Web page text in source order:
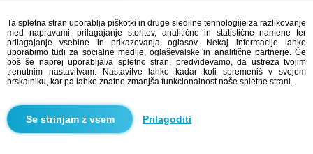
Me zanima
Iskanje
Ta spletna stran uporablja piškotki in druge sledilne tehnologije za razlikovanje
med napravami, prilagajanje storitev, analitične in statistične namene ter
prilagajanje vsebine in prikazovanja oglasov. Nekaj informacije lahko
uporabimo tudi za socialne medije, oglaševalske in analitične partnerje. Če
boš še naprej uporabljal/a spletno stran, predvidevamo, da ustreza tvojim
trenutnim nastavitvam. Nastavitve lahko kadar koli spremeniš v svojem
brskalniku, kar pa lahko znatno zmanjša funkcionalnost naše spletne strani.
Prilagoditi